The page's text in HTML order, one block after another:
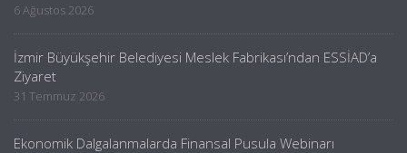
6 Ağustos 2026
İzmir Büyükşehir Belediyesi Meslek Fabrikası’ndan ESSİAD’a
Ziyaret
31 Temmuz 2026
Ekonomik Dalgalanmalarda Finansal Pusula Webinarı